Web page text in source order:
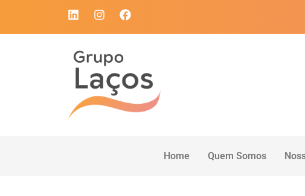
Home Quem Somos